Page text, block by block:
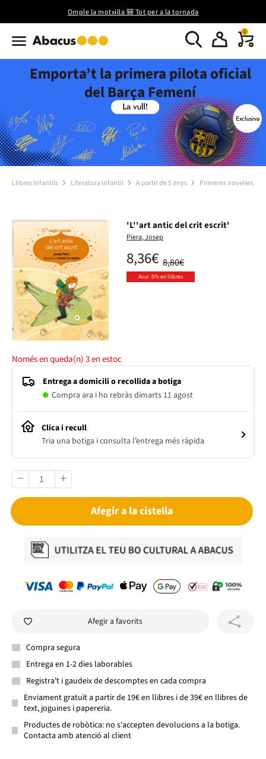
Omple la motxilla 🎒 Tot per a la tornada
0
Emporta’t la primera pilota oficial
del Barça Femení
Llibres Infantils Literatura infantil A partir de 5 anys Primeres novel·les
'L''art antic del crit escrit'
Piera, Josep
8,80€
8,36€
Avui -5% en llibres
Només en queda(n)3en estoc
Entrega a domicili o recollida a botiga
Compra ara i ho rebràs dimarts 11 agost
Clica i recull
Tria una botiga i consulta l’entrega més ràpida
Afegir a la cistella
Afegir a favorits
Compra segura
Entrega en 1-2 dies laborables
Registra't i gaudeix de descomptes en cada compra
Enviament gratuït a partir de 19€ en llibres i de 39€ en llibres de
text, joguines i papereria.
Productes de robòtica: no s'accepten devolucions a la botiga.
Contacta amb atenció al client